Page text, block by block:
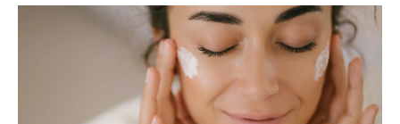
moda & ljepota